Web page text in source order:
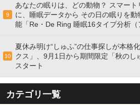
9
あなたの眠りは、どの動物？ スマート
に、睡眠データから その日の眠りを
能「Re・De Ring 睡眠16タイプ分析（
10
夏休み明け“しゅふ”の仕事探しが本格
クス」、9月1日から期間限定「秋のし
スタート
カテゴリ一覧